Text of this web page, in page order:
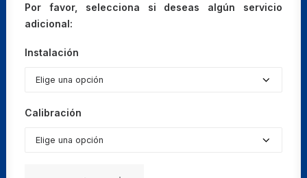
Por favor, selecciona si deseas algún servicio
adicional:
Instalación
Calibración